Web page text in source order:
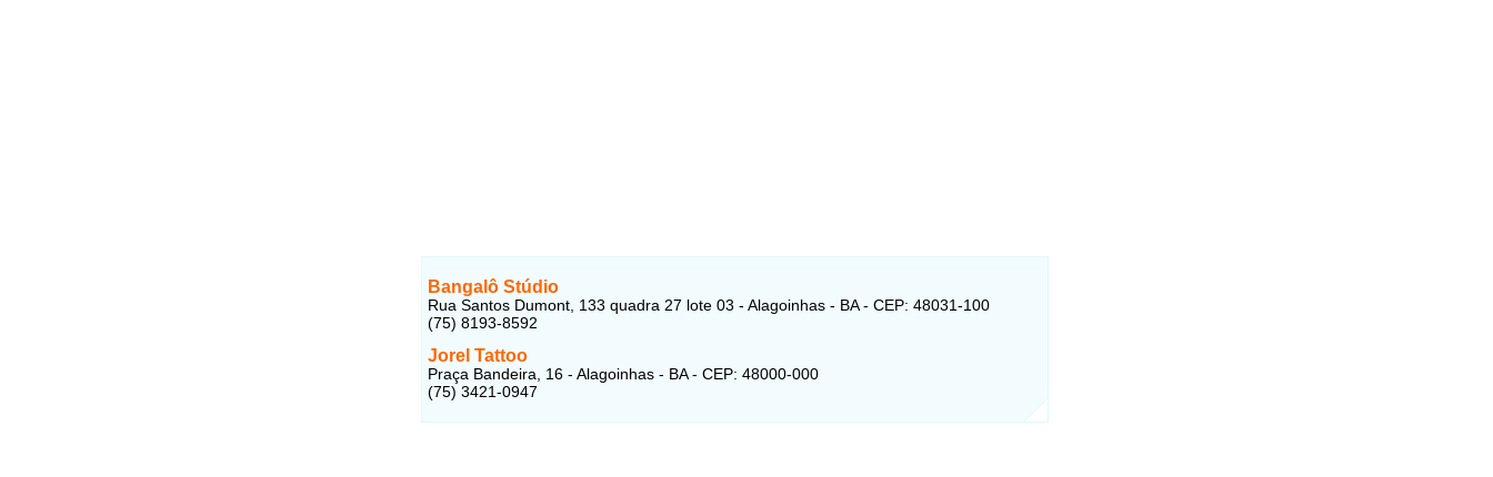
Bangalô Stúdio
Rua Santos Dumont, 133 quadra 27 lote 03 - Alagoinhas - BA - CEP: 48031-100
(75) 8193-8592
Jorel Tattoo
Praça Bandeira, 16 - Alagoinhas - BA - CEP: 48000-000
(75) 3421-0947